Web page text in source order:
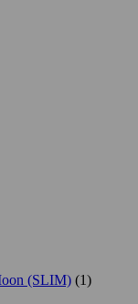
(SLIM) (1)